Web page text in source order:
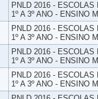
PNLD 2016 -
1º A 3º ANO - ENSINO
PNLD 2016 -
1º A 3º ANO - ENSINO
PNLD 2016 -
1º A 3º ANO - ENSINO
PNLD 2016 -
1º A 3º ANO - ENSINO